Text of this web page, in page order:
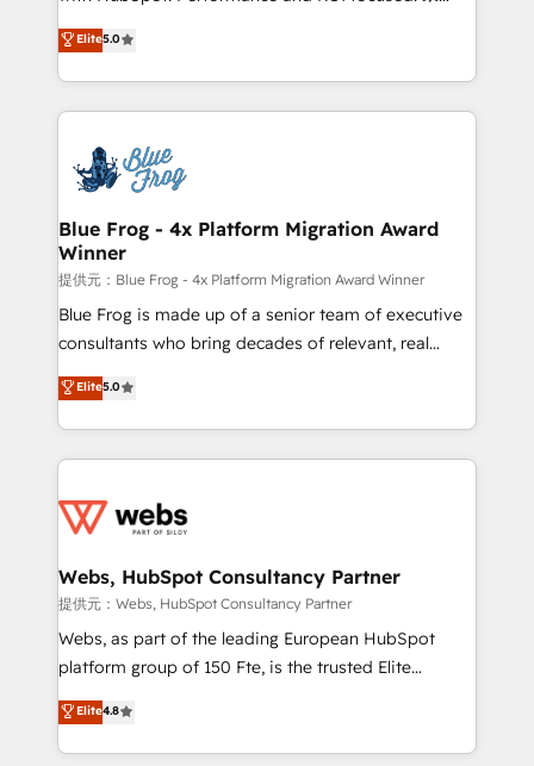
Execution • 750+ onboardings and 2,000+
implementations • Deep expertise across marketing,
BBD Boom is the HubSpot partner that can help you
to HubSpot Better. We work with your teams to
solve all your HubSpot challenges and improve user
adoption, sales process and marketing results.
the first time 🔧 Designing and optimising your
HubSpot set-up for better results 🌐 Website design
and build using HubSpot 🔌 Integrating HubSpot
with other systems 🎓 Training your teams to be
HubSpot pros 📊 Lead generation services using
HubSpot Why us? - SIX HubSpot Accreditations -
awarded by HubSpot after a rigorous process for
Migration, Custom Integration & Platform
Enablement -Onboarded over 500 businesses to
get more from your investment in HubSpot.
www.bbdboom.com
Elite5.0
Blue Frog - 4x Platform Migration Award
Winner
提供元：Blue Frog - 4x Platform Migration Award Winner
Blue Frog is made up of a senior team of executive
consultants who bring decades of relevant, real
world experience to our client engagements. "Blue
Frog is a top, trusted partner in HubSpot's
ecosystem for a reason. Their team brings over a
decade of experience to the table, along with deep
for driving growth. They are committed to helping
their unique business needs. We are thrilled to have
Blue Frog in the HubSpot ecosystem leading the
way for customers!" - Yamini Rangan, CEO of
HubSpot “Our experience with the team at Blue Frog
of experience and quality of skilled staff has earned
them a trusted reputation within the HubSpot
Elite5.0
Webs, HubSpot Consultancy Partner
提供元：Webs, HubSpot Consultancy Partner
Webs, as part of the leading European HubSpot
platform group of 150 Fte, is the trusted Elite
HubSpot CRM Partner offering you a roadmap on
maximizing EBITDA and achieving Commercial
Excellence. With our targeted processes, we
Elite4.8